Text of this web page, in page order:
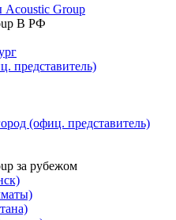
Acoustic Group
В РФ
представитель)
(офиц. представитель)
за рубежом